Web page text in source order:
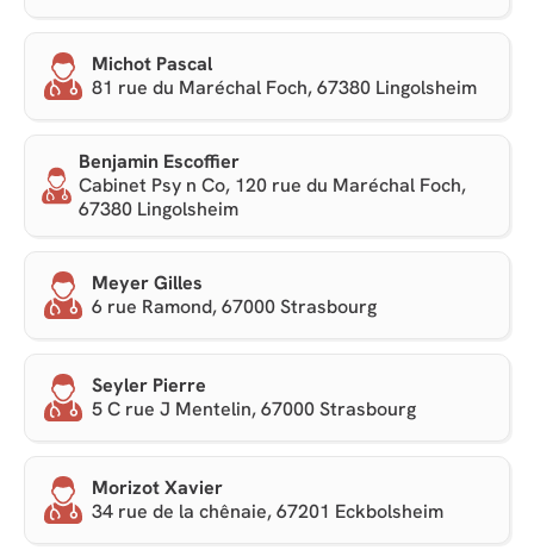
Michot Pascal
81 rue du Maréchal Foch, 67380 Lingolsheim
Benjamin Escoffier
Cabinet Psy n Co, 120 rue du Maréchal Foch,
67380 Lingolsheim
Meyer Gilles
6 rue Ramond, 67000 Strasbourg
Seyler Pierre
5 C rue J Mentelin, 67000 Strasbourg
Morizot Xavier
34 rue de la chênaie, 67201 Eckbolsheim